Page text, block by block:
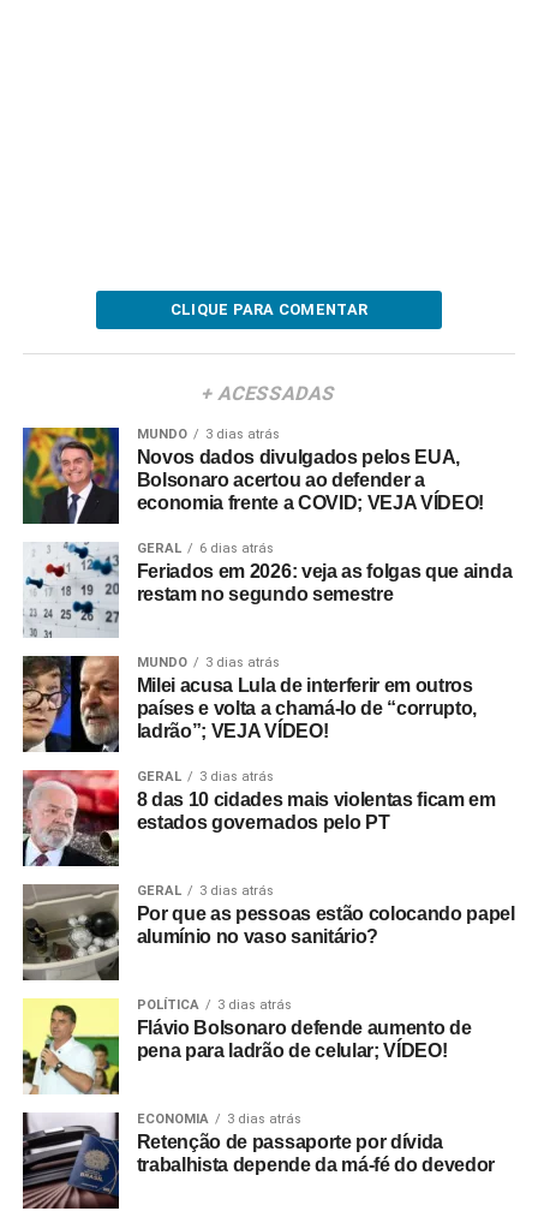
CLIQUE PARA COMENTAR
+ ACESSADAS
MUNDO 3 dias atrás
Novos dados divulgados pelos EUA,
Bolsonaro acertou ao defender a
economia frente a COVID; VEJA VÍDEO!
GERAL 6 dias atrás
Feriados em 2026: veja as folgas que ainda
restam no segundo semestre
MUNDO 3 dias atrás
Milei acusa Lula de interferir em outros
países e volta a chamá-lo de “corrupto,
ladrão”; VEJA VÍDEO!
GERAL 3 dias atrás
8 das 10 cidades mais violentas ficam em
estados governados pelo PT
GERAL 3 dias atrás
Por que as pessoas estão colocando papel
alumínio no vaso sanitário?
POLÍTICA 3 dias atrás
Flávio Bolsonaro defende aumento de
pena para ladrão de celular; VÍDEO!
ECONOMIA 3 dias atrás
Retenção de passaporte por dívida
trabalhista depende da má-fé do devedor